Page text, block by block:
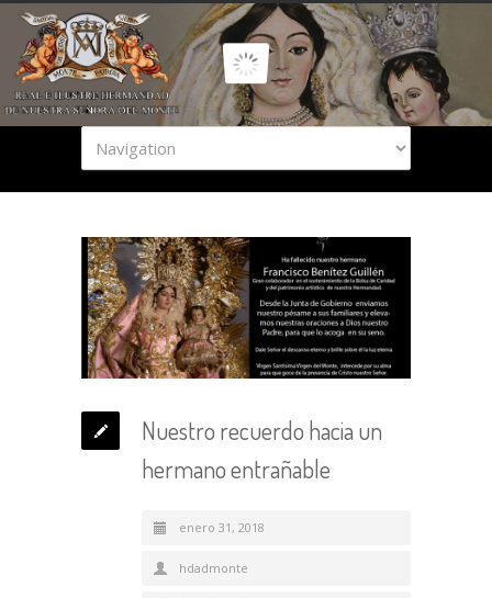
Nuestro recuerdo hacia un
hermano entrañable
enero 31, 2018
hdadmonte